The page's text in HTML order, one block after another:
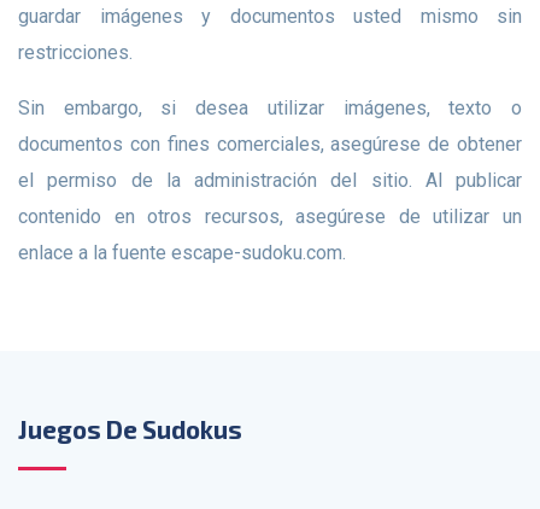
guardar imágenes y documentos usted mismo sin
restricciones.
Sin embargo, si desea utilizar imágenes, texto o
documentos con fines comerciales, asegúrese de obtener
el permiso de la administración del sitio. Al publicar
contenido en otros recursos, asegúrese de utilizar un
enlace a la fuente escape-sudoku.com.
Juegos De Sudokus